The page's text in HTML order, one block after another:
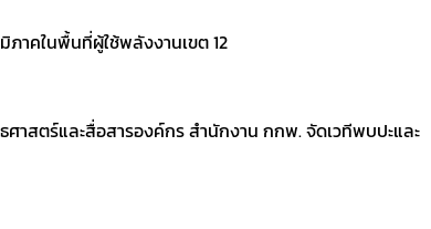
าคในพื้นที่ผู้ใช้พลังงานเขต 12
าสตร์และสื่อสารองค์กร สำนักงาน กกพ. จัดเวทีพบปะและ